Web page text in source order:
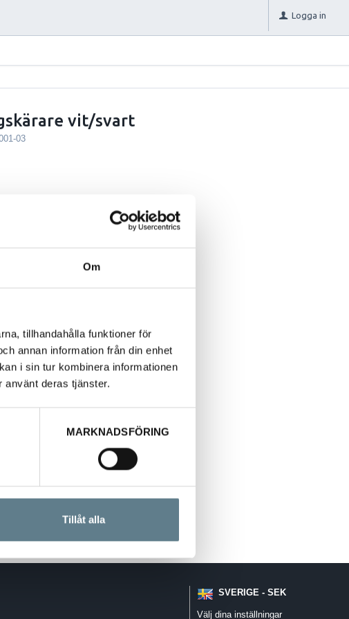
Om
tillhandahålla funktioner för
annan information från din enhet
i sin tur kombinera informationen
använt deras tjänster.
MARKNADSFÖRING
Tillåt alla
Logga in
vit/svart
03
SVERIGE - SEK
Välj dina inställningar